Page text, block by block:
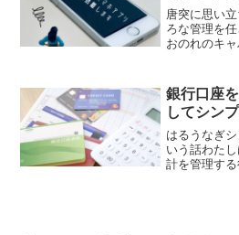
唐突に思い
ろな管理を
おのれのキ
始めに、衣
が、衣類選
銀行口座
してシン
はるうなぎ
いう話わた
計を管理する